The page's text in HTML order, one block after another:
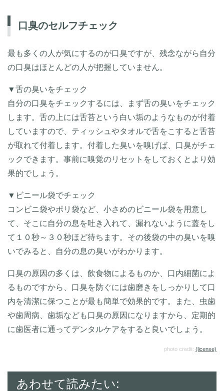
口臭のセルフチェック
最も多くの人が気にするのが口臭ですが、残念ながら自分
の口臭はほとんどの人が把握していません。
▼舌の臭いをチェック
自分の口臭をチェックするには、まず舌の臭いをチェック
します。舌の上には舌苔という白い垢のようなものが付着
していますので、ティッシュやタオルで舌をこすると舌苔
が取れて付着します。付着した臭いを嗅げば、口臭がチェ
ックできます。事前に嗅覚のリセットをしておくとより効
果的でしょう。
▼ビニール袋でチェック
コンビニ袋やポリ袋など、小さめのビニール袋を用意し
て、そこに自分の息を吐き入れて、漏れないように蓋をし
て１０秒～３０秒ほど待ちます。その後袋の中の臭いを嗅
いでみると、自分の息の臭いがわかります。
口臭の原因の多くは、飲食物によるものか、口内細菌によ
るものですから、口臭を防ぐには歯磨きをしっかりして口
内を清潔に保つことが最も簡単で効果的です。また、虫歯
や歯周病、歯垢なども口臭の原因になりますから、定期的
に歯医者に通ってデンタルケアをすると良いでしょう。
photo credit: (license)
あわせて読みたい: